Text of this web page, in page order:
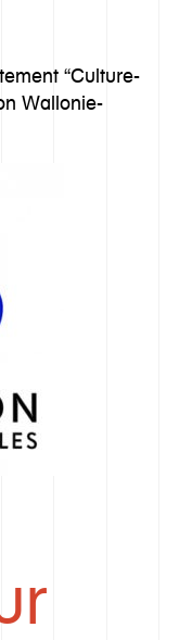
“Culture-
Wallonie-